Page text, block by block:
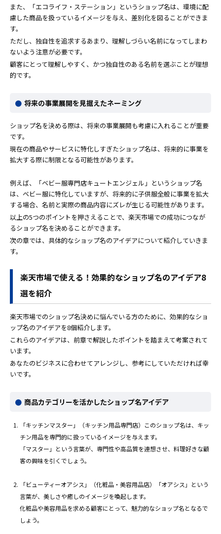
また、「エコライフ・ステーション」というショップ名は、環境に配
慮した商品を扱っているイメージを与え、差別化を図ることができま
す。
ただし、独自性を追求するあまり、理解しづらい名前になってしまわ
ないよう注意が必要です。
顧客にとって理解しやすく、かつ独自性のある名前を選ぶことが理想
的です。
将来の事業展開を見据えたネーミング
ショップ名を決める際は、将来の事業展開も考慮に入れることが重要
です。
現在の商品やサービスに特化しすぎたショップ名は、将来的に事業を
拡大する際に制限となる可能性があります。
例えば、「ベビー服専門店キュートエンジェル」というショップ名
は、ベビー服に特化していますが、将来的に子供服全般に事業を拡大
する場合、名前と実際の商品内容にズレが生じる可能性があります。
以上の5つのポイントを押さえることで、楽天市場での成功につなが
るショップ名を決めることができます。
次の章では、具体的なショップ名のアイデアについて紹介していきま
す。
楽天市場で使える！効果的なショップ名のアイデア8
選を紹介
楽天市場でのショップ名決めに悩んでいる方のために、効果的なショ
ップ名のアイデアを8個紹介します。
これらのアイデアは、前章で解説したポイントを踏まえて考案されて
います。
あなたのビジネスに合わせてアレンジし、参考にしていただければ幸
いです。
商品カテゴリーを活かしたショップ名アイデア
「キッチンマスター」（キッチン用品専門店）このショップ名は、キッ
チン用品を専門的に扱っているイメージを与えます。
「マスター」という言葉が、専門性や高品質を連想させ、料理好きな顧
客の興味を引くでしょう。
「ビューティーオアシス」（化粧品・美容用品店）「オアシス」という
言葉が、美しさや癒しのイメージを喚起します。
化粧品や美容用品を求める顧客にとって、魅力的なショップ名となるで
しょう。